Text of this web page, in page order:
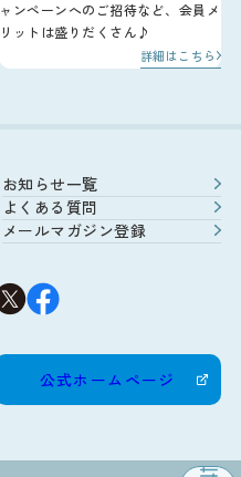
ャンペーンへのご招待など、会員メ
リットは盛りだくさん♪
詳細はこちら
お知らせ一覧
よくある質問
メールマガジン登録
公式ホームページ